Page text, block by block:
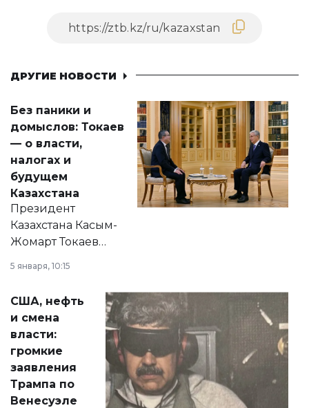
ДРУГИЕ НОВОСТИ
Без паники и
домыслов: Токаев
— о власти,
налогах и
будущем
Казахстана
Президент
Казахстана Касым-
Жомарт Токаев
сразу несколько
актуальных тем —
от слухов о
политических
реформах до
вопросов армии,
экономики и
личного здоровья.
5 января, 10:15
США, нефть
и смена
власти:
громкие
заявления
Трампа по
Венесуэле